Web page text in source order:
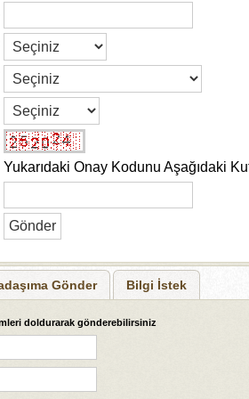
Yukarıdaki Onay Kodunu Aşağıdaki
Gönder Bilgi İstek
doldurarak gönderebilirsiniz